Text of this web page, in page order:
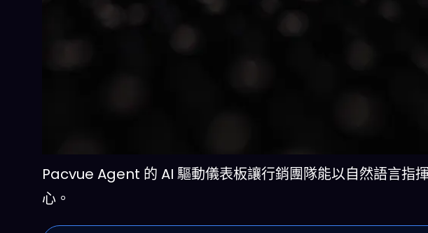
Pacvue Agent 的 AI 驅動儀表板讓行銷團隊能以自然語言指
心。